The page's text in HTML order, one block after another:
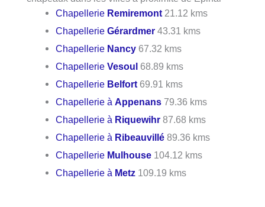
Chapellerie Remiremont 21.12 kms
ChapellerieGérardmer 43.31 kms
Chapellerie Nancy 67.32 kms
ChapellerieVesoul 68.89 kms
Chapellerie Belfort 69.91 kms
Chapellerie àAppenans 79.36 kms
Chapellerie à Riquewihr 87.68 kms
Chapellerie à Ribeauvillé 89.36 kms
Chapellerie Mulhouse 104.12 kms
Chapellerie à Metz 109.19 kms